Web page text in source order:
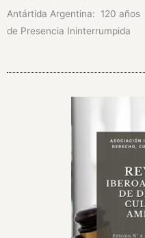
Antártida Argentina: 120 años
de Presencia Ininterrumpida